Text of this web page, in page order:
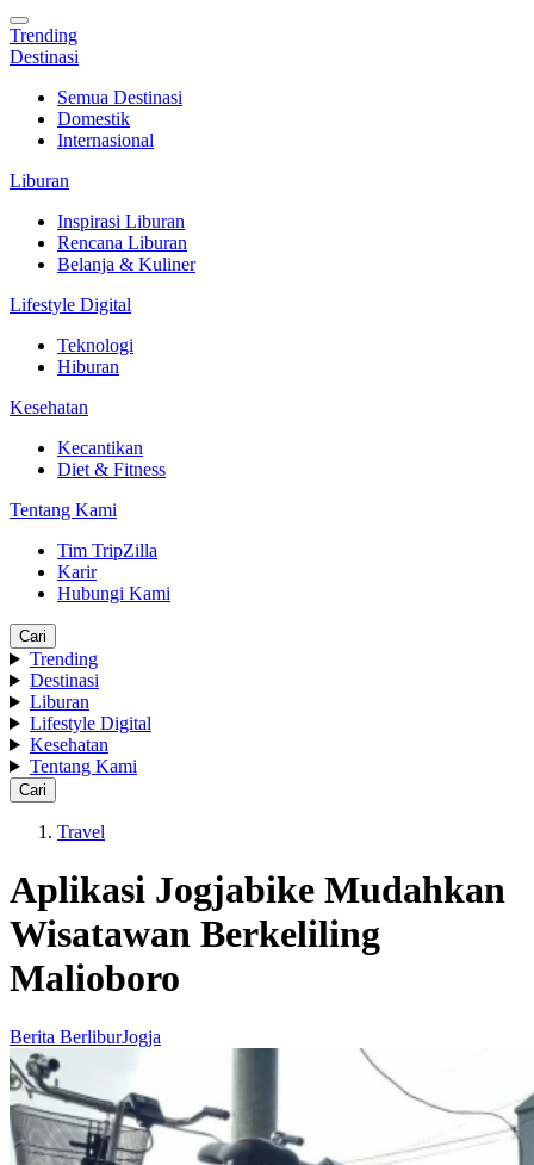
Trending
Destinasi
Semua Destinasi
Domestik
Internasional
Liburan
Inspirasi Liburan
Rencana Liburan
Belanja & Kuliner
Lifestyle Digital
Teknologi
Hiburan
Kesehatan
Kecantikan
Diet & Fitness
Tentang Kami
Tim TripZilla
Karir
Hubungi Kami
Cari
Trending
Destinasi
Liburan
Lifestyle Digital
Kesehatan
Tentang Kami
Cari
Travel
Aplikasi Jogjabike Mudahkan
Wisatawan Berkeliling
Malioboro
Berita BerliburJogja